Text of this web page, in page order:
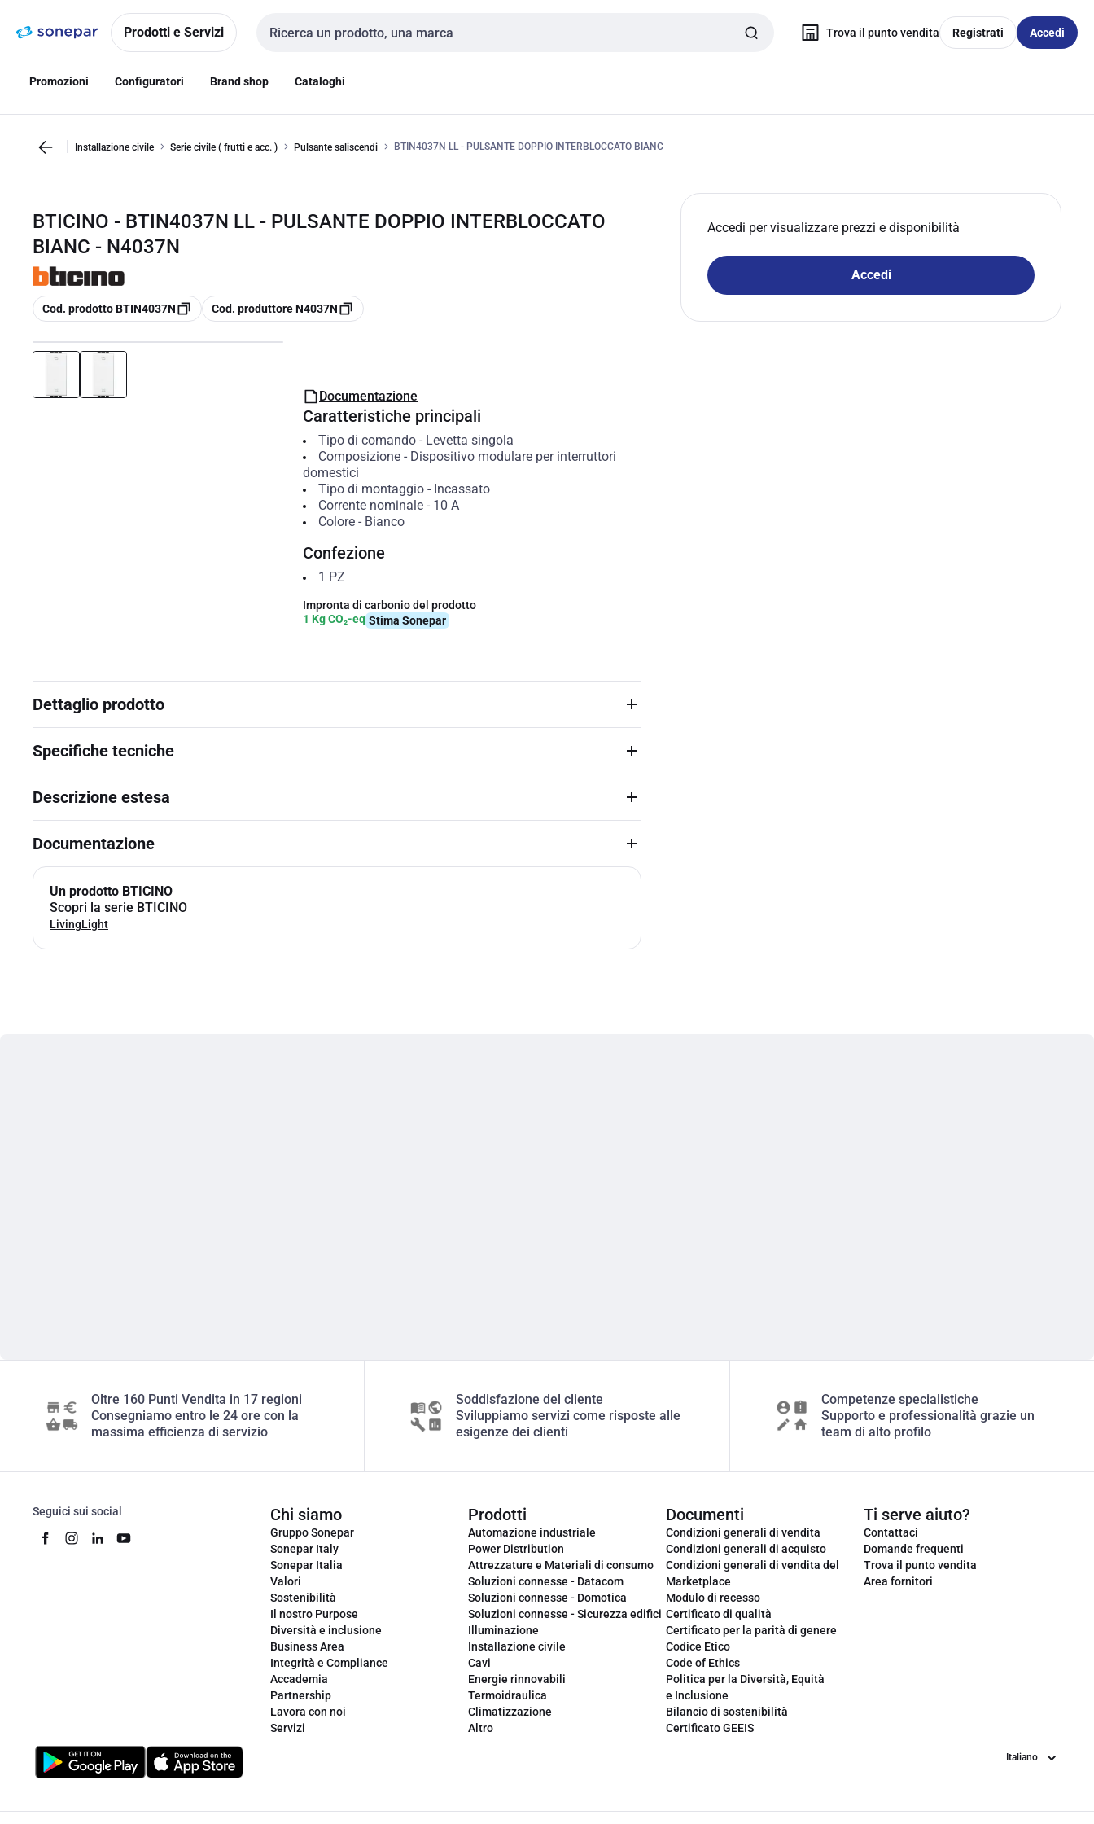
navigazionealla
Prodotti e Servizi
Cerca input
Trova il punto vendita Registrati Accedi
Promozioni Configuratori Brand shop Cataloghi
Installazione civile Serie civile ( frutti e acc. ) Pulsante saliscendi BTIN4037N LL - PULSANTE DOPPIO INTERBLOCCATO BIANC
BTICINO - BTIN4037N LL - PULSANTE DOPPIO INTERBLOCCATO
BIANC - N4037N
copia
Cod. prodotto BTIN4037N copia
Cod. produttore N4037N
Accedi per visualizzare prezzi e disponibilità
Accedi
Documentazione
Caratteristiche principali
Tipo di comando- Levetta singola
Composizione- Dispositivo modulare per interruttori
domestici
Tipo di montaggio- Incassato
Corrente nominale- 10 A
Colore- Bianco
Confezione
1 PZ
Impronta di carbonio del prodotto
1 Kg CO₂-eq Stima Sonepar
Dettaglio prodotto
Specifiche tecniche
Descrizione estesa
Documentazione
Un prodotto BTICINO
Scopri la serie BTICINO
LivingLight
Oltre 160 Punti Vendita in 17 regioni
Consegniamo entro le 24 ore con la
massima efficienza di servizio
Soddisfazione del cliente
Sviluppiamo servizi come risposte alle
esigenze dei clienti
Competenze specialistiche
Supporto e professionalità grazie un
team di alto profilo
Seguici sui social Chi siamo
Gruppo Sonepar
Sonepar Italy
Sonepar Italia
Valori
Sostenibilità
Il nostro Purpose
Diversità e inclusione
Business Area
Integrità e Compliance
Accademia
Partnership
Lavora con noi
Servizi
Prodotti
Automazione industriale
Power Distribution
Attrezzature e Materiali di consumo
Soluzioni connesse - Datacom
Soluzioni connesse - Domotica
Soluzioni connesse - Sicurezza edifici
Illuminazione
Installazione civile
Cavi
Energie rinnovabili
Termoidraulica
Climatizzazione
Altro
Documenti
Condizioni generali di vendita
Condizioni generali di acquisto
Condizioni generali di vendita del
Marketplace
Modulo di recesso
Certificato di qualità
Certificato per la parità di genere
Codice Etico
Code of Ethics
Politica per la Diversità, Equità
e Inclusione
Bilancio di sostenibilità
Certificato GEEIS
Ti serve aiuto?
Contattaci
Domande frequenti
Trova il punto vendita
Area fornitori
Lingua